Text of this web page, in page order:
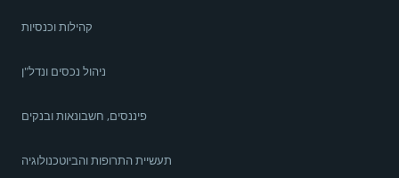
קהילות וכנסיות
ניהול נכסים ונדל"ן
פיננסים, חשבונאות ובנקים
תעשיית התרופות והביוטכנולוגיה